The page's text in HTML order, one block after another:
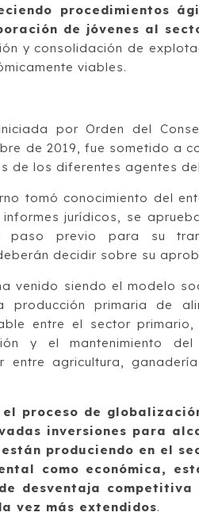
procedimientos
de jóvenes al
y consolidación de
viables.
por Orden del
de 2019, fue sometido a
de los diferentes agentes
tomó conocimiento del
jurídicos, se
previo para su
decidir sobre su
venido siendo el modelo
primaria de
entre el sector
y el mantenimiento
entre agricultura,
el proceso de
inversiones para
produciendo en el
como económica,
desventaja competitiva
vez más extendidos.